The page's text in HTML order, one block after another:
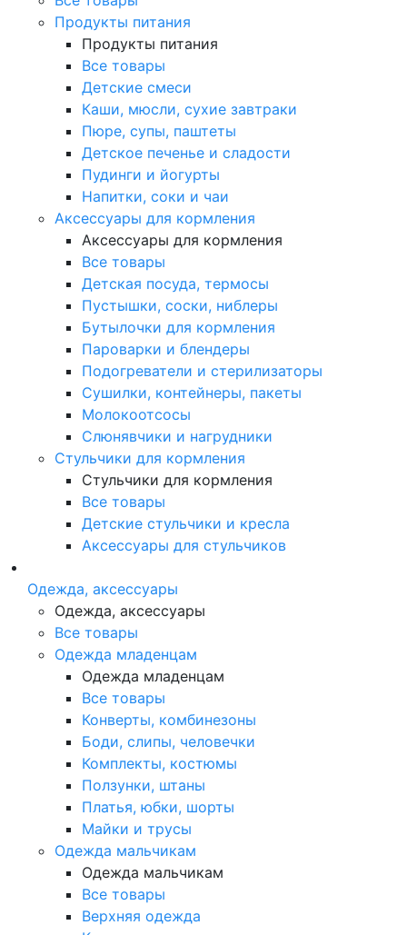
Продукты питания
Продукты питания
Все товары
Детские смеси
Каши, мюсли, сухие завтраки
Пюре, супы, паштеты
Детское печенье и сладости
Пудинги и йогурты
Напитки, соки и чаи
Аксессуары для кормления
Аксессуары для кормления
Все товары
Детская посуда, термосы
Пустышки, соски, ниблеры
Бутылочки для кормления
Пароварки и блендеры
Подогреватели и стерилизаторы
Сушилки, контейнеры, пакеты
Молокоотсосы
Слюнявчики и нагрудники
Стульчики для кормления
Стульчики для кормления
Все товары
Детские стульчики и кресла
Аксессуары для стульчиков
Одежда, аксессуары
Одежда, аксессуары
Все товары
Одежда младенцам
Одежда младенцам
Все товары
Конверты, комбинезоны
Боди, слипы, человечки
Комплекты, костюмы
Ползунки, штаны
Платья, юбки, шорты
Майки и трусы
Одежда мальчикам
Одежда мальчикам
Все товары
Верхняя одежда